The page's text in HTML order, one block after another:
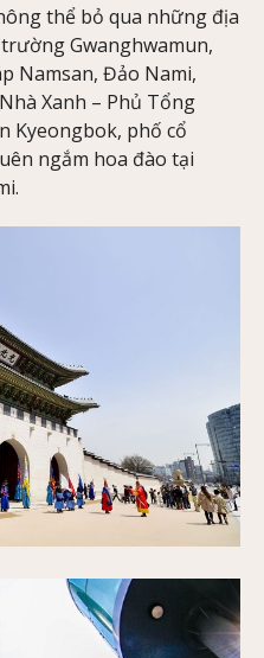
thể bỏ qua những địa
Gwanghwamun,
Namsan, Đảo Nami,
Xanh – Phủ Tổng
Kyeongbok, phố cổ
ngắm hoa đào tại